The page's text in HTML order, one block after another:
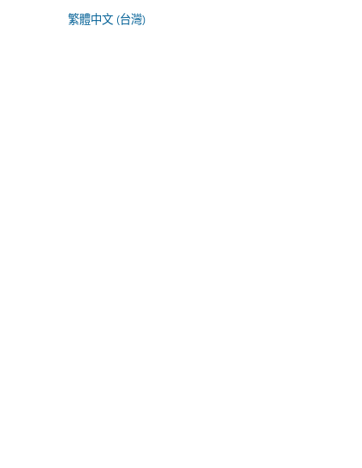
繁體中文 (台灣)